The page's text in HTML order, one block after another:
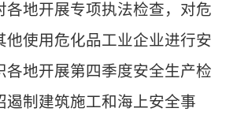
各地开展专项执法检查，对危
他使用危化品工业企业进行安
各地开展第四季度安全生产检
遏制建筑施工和海上安全事